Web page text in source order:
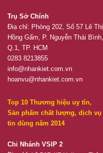
Trụ Sở Chính
Điạ chỉ: Phòng 202, Số 57 Lê Thị
Hồng Gấm, P. Nguyễn Thái Bình,
Q.1, TP. HCM
0283 8213855
info@nhankiet.com.vn
hoanvu@nhankiet.com.vn
Top 10 Thương hiệu uy tín,
Sản phẩm chất lượng, dịch vụ
tin dùng năm 2014
Chi Nhánh VSIP 2